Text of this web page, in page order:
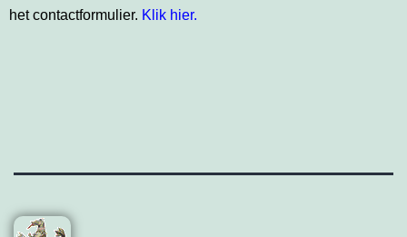
het contactformulier. Klik hier.